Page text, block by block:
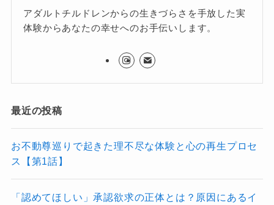
アダルトチルドレンからの生きづらさを手放した実
体験からあなたの幸せへのお手伝いします。
最近の投稿
お不動尊巡りで起きた理不尽な体験と心の再生プロセ
ス【第1話】
「認めてほしい」承認欲求の正体とは？原因にあるイ